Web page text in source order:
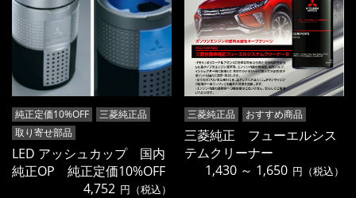
純正定価10%OFF
三菱純正品
取り寄せ部品
LED アッシュカップ 国内
純正OP 純正定価10%OFF
4,752 円（税込）
三菱純正品 おすすめ商品
三菱純正 フューエルシス
テムクリーナー
1,430 ～ 1,650 円（税込）